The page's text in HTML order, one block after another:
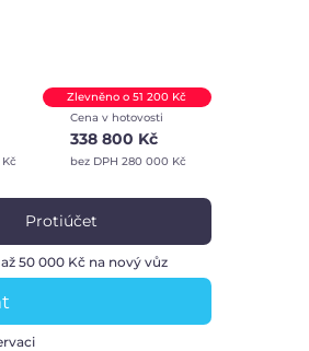
Zlevněno o 51 200 Kč
Cena v hotovosti
338 800 Kč
bez DPH 280 000 Kč
Protiúčet
50 000 Kč na nový vůz